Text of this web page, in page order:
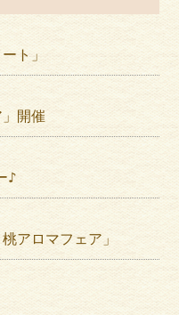
ト」
開催
♪
アロマフェア」